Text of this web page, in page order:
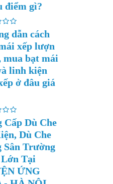
điểm gì?
dẫn cách
xếp lượn
mua bạt mái
linh kiện
ở đâu giá
Cấp Dù Che
Dù Che
Sân Trường
Tại
ỨNG